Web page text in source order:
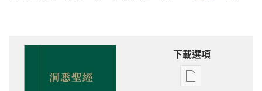
下載選項
電